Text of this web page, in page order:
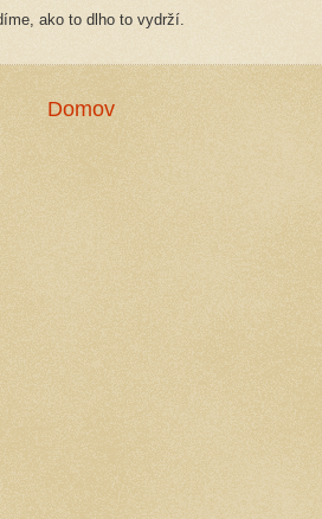
ako to dlho to vydrží.
Domov